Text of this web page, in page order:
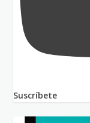
Suscríbete